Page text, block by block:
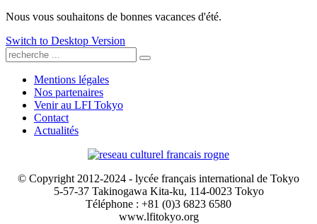
Nous vous souhaitons de bonnes vacances d'été.
Switch to Desktop Version
Mentions légales
Nos partenaires
Venir au LFI Tokyo
Contact
Actualités
© Copyright 2012-2024 - lycée français international de Tokyo
5-57-37 Takinogawa Kita-ku, 114-0023 Tokyo
Téléphone : +81 (0)3 6823 6580
www.lfitokyo.org